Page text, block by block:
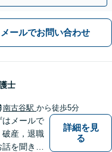
メールでお問い合わせ
士
南古谷駅 から徒歩5分
メールで
産，退職
を聞き、
詳細を見
る